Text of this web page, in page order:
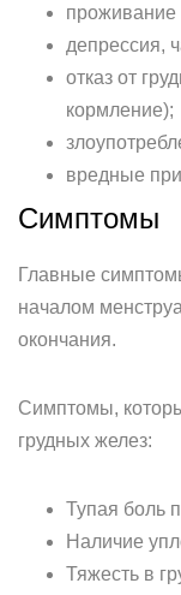
проживание
депрессия,
отказ от
кормление);
вредные
Симптомы
Главные
началом
окончания.
Симптомы,
грудных желез:
Тупая боль
Наличие
Тяжесть в